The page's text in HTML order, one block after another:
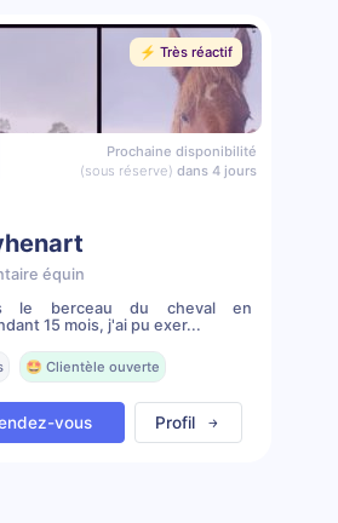
⚡️ Très réactif
Prochaine disponibilité
(sous réserve) dans 4 jours
équin
le berceau du cheval en
15 mois, j'ai pu exer...
🤩 Clientèle ouverte
vous Profil